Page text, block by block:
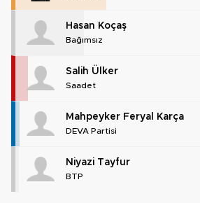
Hasan Koçaş
Bağımsız
Salih Ülker
Saadet
Mahpeyker Feryal Karça
DEVA Partisi
Niyazi Tayfur
BTP